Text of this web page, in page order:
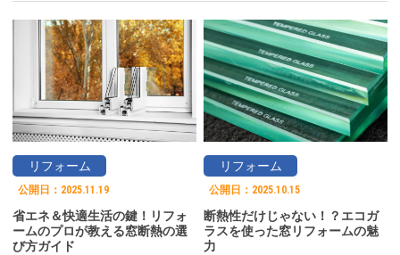
リフォーム
公開日： 2025.11.19
省エネ＆快適生活の鍵！リフォ
ームのプロが教える窓断熱の選
び方ガイド
リフォーム
公開日： 2025.10.15
断熱性だけじゃない！？エコガ
ラスを使った窓リフォームの魅
力